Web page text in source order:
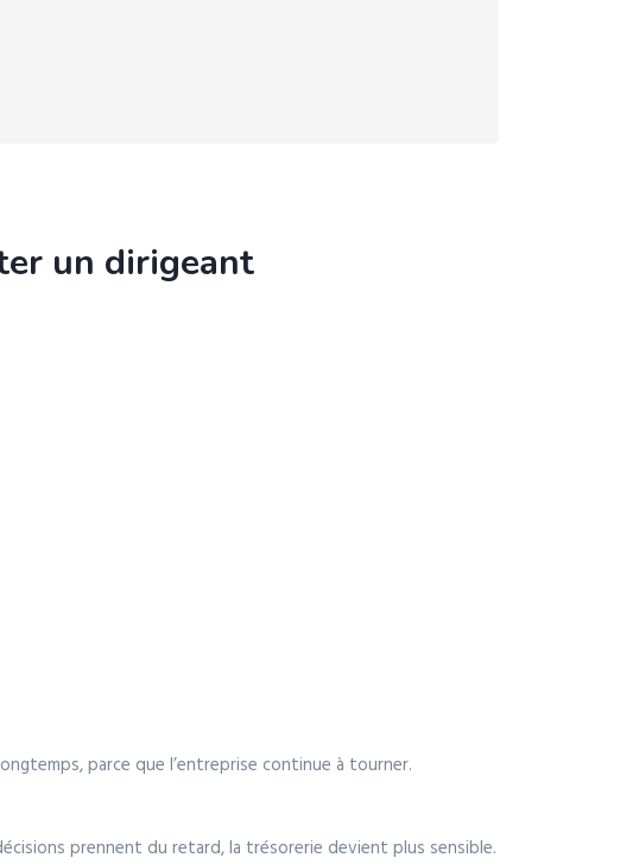
un dirigeant
parce que l’entreprise continue à tourner.
prennent du retard, la trésorerie devient plus sensible.